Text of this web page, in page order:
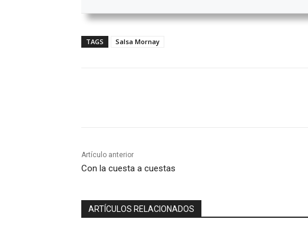
TAGS Salsa Mornay
Artículo anterior
Con la cuesta a cuestas
ARTÍCULOS RELACIONADOS